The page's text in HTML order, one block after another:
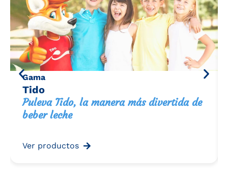
Gama
Tido
Puleva Tido, la manera más divertida de
beber leche
Ver productos